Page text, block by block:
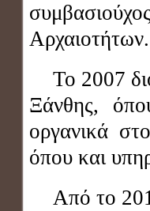
Αρχαιοτήτων.
Το 2007
Ξάνθης,
οργανικά
όπου και
Από το